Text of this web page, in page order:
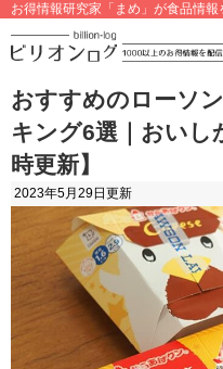
お得情報研究家「まめ」が食品情報
おすすめのローソ
キング6選｜おいし
時更新】
2023年5月29日 更新